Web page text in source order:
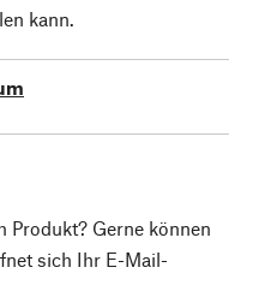
kann.
Produkt? Gerne können
sich Ihr E-Mail-